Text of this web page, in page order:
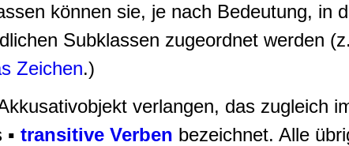
können sie, je nach Bedeutung, in
Subklassen zugeordnet werden
Zeichen.)
verlangen, das zugleich
▪ transitive Verben bezeichnet. Alle